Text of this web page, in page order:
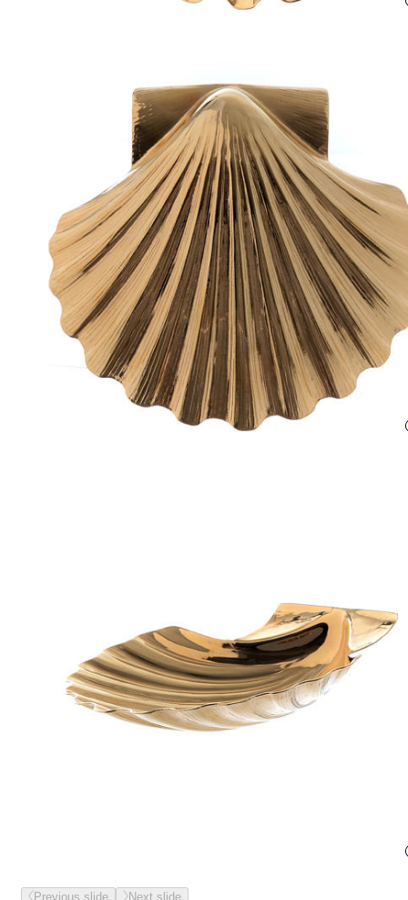
Previous slide Next slide